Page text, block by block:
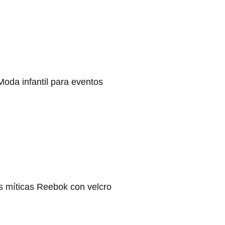
infantil para eventos
míticas Reebok con velcro